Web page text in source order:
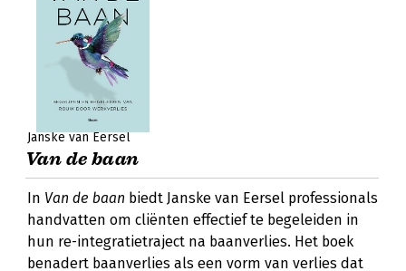
Janske van Eersel
Van de baan
In Van de baan biedt Janske van Eersel professionals
handvatten om cliënten effectief te begeleiden in
hun re-integratietraject na baanverlies. Het boek
benadert baanverlies als een vorm van verlies dat